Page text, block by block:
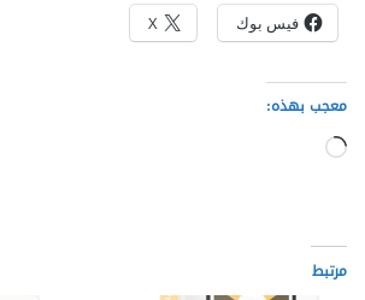
فيس بوك X
معجب بهذه:
جاري
مرتبط